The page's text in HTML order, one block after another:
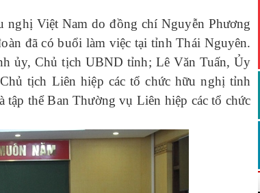
nghị Việt Nam do đồng chí Nguyễn Phương
đã có buổi làm việc tại tỉnh Thái Nguyên.
ủy, Chủ tịch UBND tỉnh; Lê Văn Tuấn, Ủy
tịch Liên hiệp các tổ chức hữu nghị tỉnh
tập thể Ban Thường vụ Liên hiệp các tổ chức